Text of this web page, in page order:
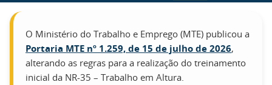
O Ministério do Trabalho e Emprego (MTE) publicou a
Portaria MTE nº 1.259, de 15 de julho de 2026,
alterando as regras para a realização do treinamento
inicial da NR-35 – Trabalho em Altura.